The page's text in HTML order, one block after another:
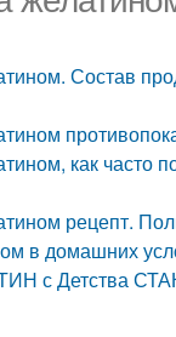
Состав
как часто
рецепт.
в домашних
с Детства